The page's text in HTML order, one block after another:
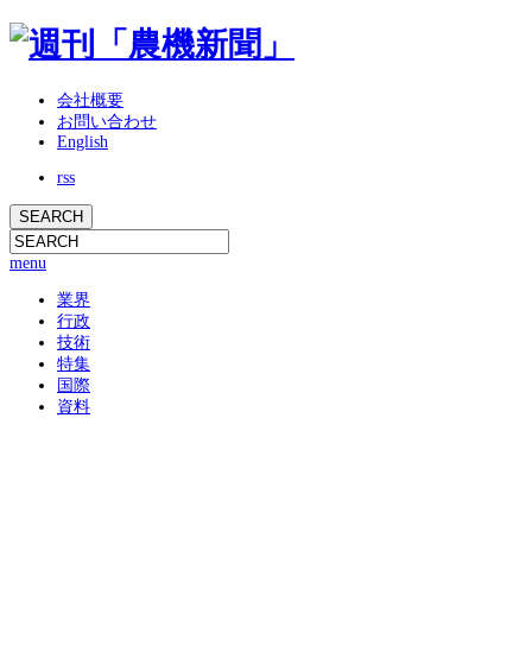
会社概要
お問い合わせ
English
rss
menu
業界
行政
技術
特集
国際
資料